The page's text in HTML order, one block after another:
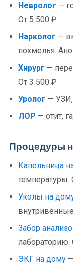
Невролог —
От 5 500 ₽
Нарколог —
похмелья.
Хирург —
От 3 500 ₽
Уролог — УЗИ,
ЛОР — отит,
Процедуры
Капельница
температуры.
Уколы на
Забор
лабораторию.
ЭКГ на дому